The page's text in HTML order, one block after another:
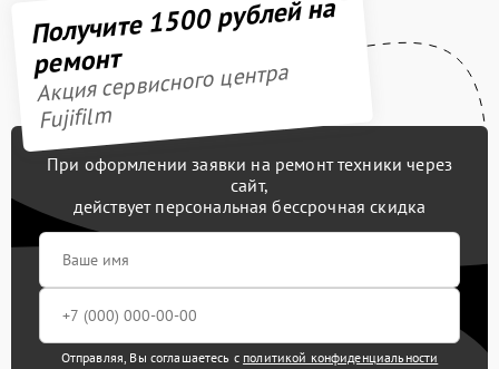
Получите 1500 рублей на
ремонт
Акция сервисного центра
Fujifilm
При оформлении заявки на ремонт техники через
сайт,
действует персональная бессрочная скидка
Отправляя, Вы соглашаетесь с политикой конфиденциальности